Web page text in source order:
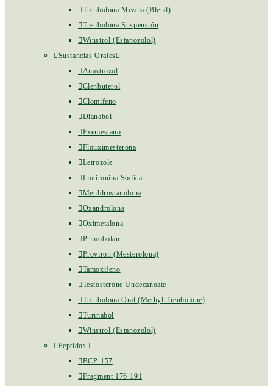
Trenbolona Mezcla (Blend)
Trenbolona Suspensión
Winstrol (Estanozolol)
Sustancias Orales
Anastrozol
Clenbuterol
Clomifeno
Dianabol
Exemestano
Flouximesterona
Letrozole
Liotironina Sodica
Metildrostanolona
Oxandrolona
Oximetalona
Primobolan
Proviron (Mesterolona)
Tamoxifeno
Testosterone Undecanoate
Trenbolona Oral (Methyl Trenbolone)
Turinabol
Winstrol (Estanozolol)
Peptidos
BCP-157
Fragment 176-191